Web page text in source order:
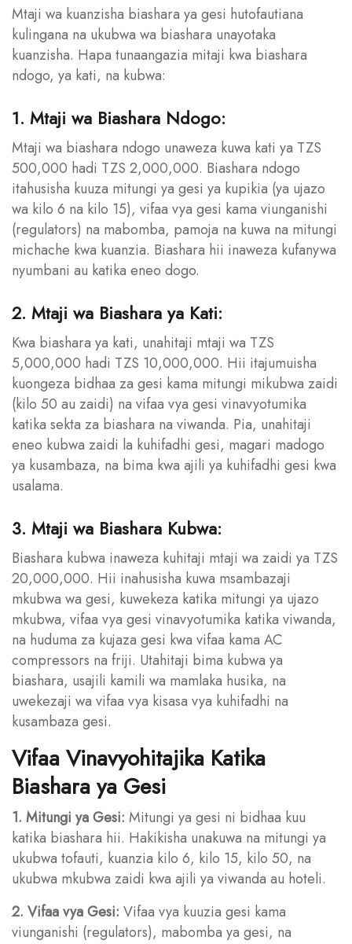
Mtaji wa kuanzisha biashara ya gesi hutofautiana
kulingana na ukubwa wa biashara unayotaka
kuanzisha. Hapa tunaangazia mitaji kwa biashara
ndogo, ya kati, na kubwa:
1. Mtaji wa Biashara Ndogo:
Mtaji wa biashara ndogo unaweza kuwa kati ya TZS
500,000 hadi TZS 2,000,000. Biashara ndogo
itahusisha kuuza mitungi ya gesi ya kupikia (ya ujazo
wa kilo 6 na kilo 15), vifaa vya gesi kama viunganishi
(regulators) na mabomba, pamoja na kuwa na mitungi
michache kwa kuanzia. Biashara hii inaweza kufanywa
nyumbani au katika eneo dogo.
2. Mtaji wa Biashara ya Kati:
Kwa biashara ya kati, unahitaji mtaji wa TZS
5,000,000 hadi TZS 10,000,000. Hii itajumuisha
kuongeza bidhaa za gesi kama mitungi mikubwa zaidi
(kilo 50 au zaidi) na vifaa vya gesi vinavyotumika
katika sekta za biashara na viwanda. Pia, unahitaji
eneo kubwa zaidi la kuhifadhi gesi, magari madogo
ya kusambaza, na bima kwa ajili ya kuhifadhi gesi kwa
usalama.
3. Mtaji wa Biashara Kubwa:
Biashara kubwa inaweza kuhitaji mtaji wa zaidi ya TZS
20,000,000. Hii inahusisha kuwa msambazaji
mkubwa wa gesi, kuwekeza katika mitungi ya ujazo
mkubwa, vifaa vya gesi vinavyotumika katika viwanda,
na huduma za kujaza gesi kwa vifaa kama AC
compressors na friji. Utahitaji bima kubwa ya
biashara, usajili kamili wa mamlaka husika, na
uwekezaji wa vifaa vya kisasa vya kuhifadhi na
kusambaza gesi.
Vifaa Vinavyohitajika Katika
Biashara ya Gesi
1. Mitungi ya Gesi: Mitungi ya gesi ni bidhaa kuu
katika biashara hii. Hakikisha unakuwa na mitungi ya
ukubwa tofauti, kuanzia kilo 6, kilo 15, kilo 50, na
ukubwa mkubwa zaidi kwa ajili ya viwanda au hoteli.
2. Vifaa vya Gesi: Vifaa vya kuuzia gesi kama
viunganishi (regulators), mabomba ya gesi, na